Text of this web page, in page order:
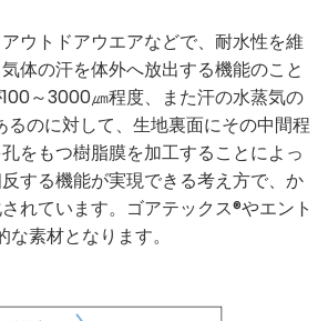
ウトドアウエアなどで、耐水性を維
体の汗を体外へ放出する機能のこと
～3000㎛程度、また汗の水蒸気の
のに対して、生地裏面にその中間程
をもつ樹脂膜を加工することによっ
する機能が実現できる考え方で、か
れています。ゴアテックス®やエント
素材となります。